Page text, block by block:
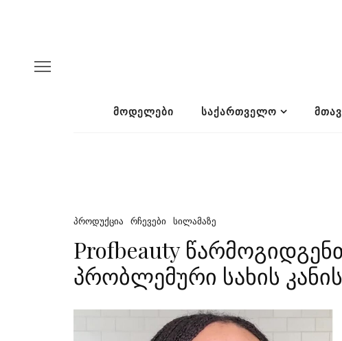
ᲛᲝᲓᲔᲚᲔᲑᲘ ᲡᲐᲥᲐᲠᲗᲕᲔᲚᲝ
ᲞᲠᲝᲓᲣᲥᲪᲘᲐ ᲠᲩᲔᲕᲔᲑᲘ ᲡᲘᲚᲐᲛᲐᲖᲔ
Profbeauty
პრობლემური სახის